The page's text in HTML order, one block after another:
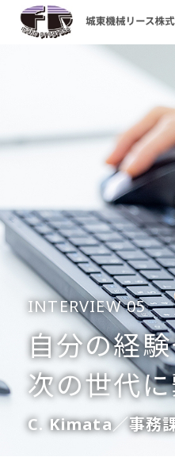
INTERVIEW 05
自分の経
次の世代
C. Kimata／事務